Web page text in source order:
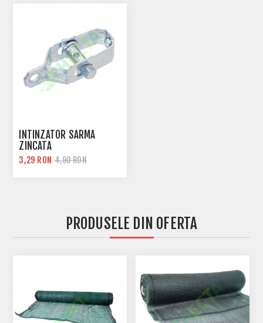
INTINZATOR SARMA
ZINCATA
3,29 RON 4,90 RON
PRODUSELE DIN OFERTA